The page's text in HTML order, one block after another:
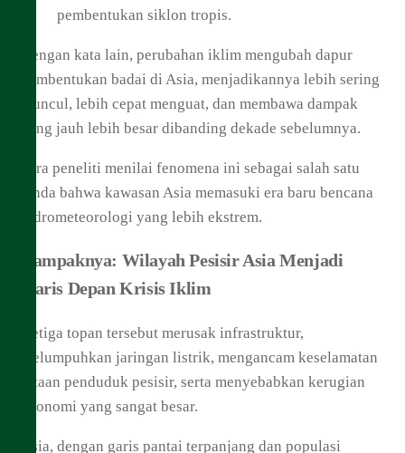
pembentukan siklon tropis.
Dengan kata lain, perubahan iklim mengubah dapur
pembentukan badai di Asia, menjadikannya lebih sering
muncul, lebih cepat menguat, dan membawa dampak
yang jauh lebih besar dibanding dekade sebelumnya.
Para peneliti menilai fenomena ini sebagai salah satu
tanda bahwa kawasan Asia memasuki era baru bencana
hidrometeorologi yang lebih ekstrem.
Dampaknya: Wilayah Pesisir Asia Menjadi
Garis Depan Krisis Iklim
Ketiga topan tersebut merusak infrastruktur,
melumpuhkan jaringan listrik, mengancam keselamatan
jutaan penduduk pesisir, serta menyebabkan kerugian
ekonomi yang sangat besar.
Asia, dengan garis pantai terpanjang dan populasi